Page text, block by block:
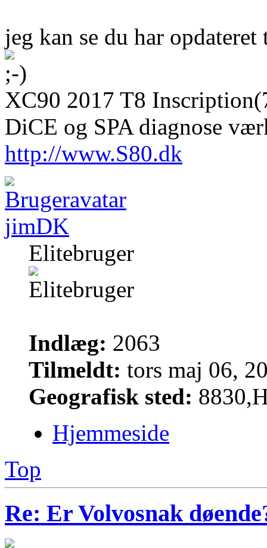
jeg kan se du har
XC90 2017 T8
DiCE og SPA diagnose
http://www.S80.dk
jimDK
Elitebruger
Indlæg: 2063
Tilmeldt: tors maj 06,
Geografisk sted:
Hjemmeside
Top
Re: Er Volvosnak